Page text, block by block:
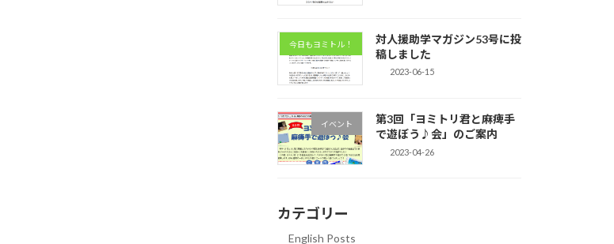
今日もヨミトル！
対人援助学マガジン53号に投
稿しました
2023-06-15
イベント
第3回「ヨミトリ君と麻痺手
で遊ぼう♪会」のご案内
2023-04-26
カテゴリー
English Posts